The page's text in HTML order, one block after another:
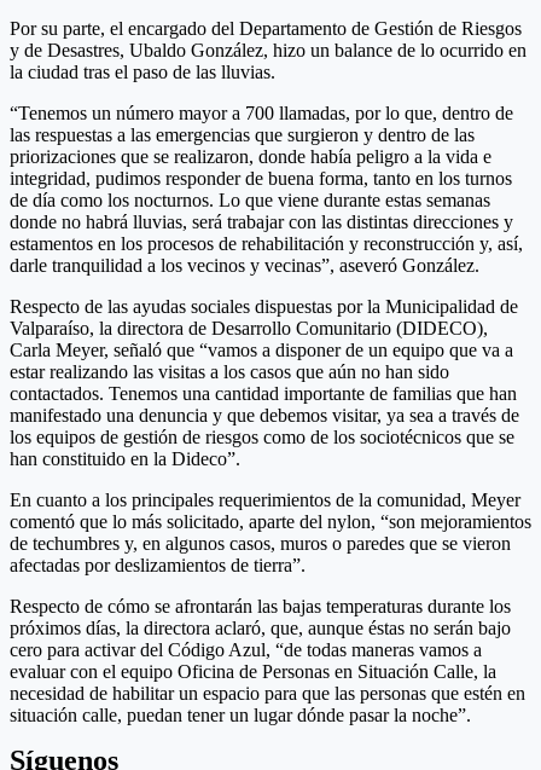
Por su parte, el encargado del Departamento de Gestión de Riesgos
y de Desastres, Ubaldo González, hizo un balance de lo ocurrido en
la ciudad tras el paso de las lluvias.
“Tenemos un número mayor a 700 llamadas, por lo que, dentro de
las respuestas a las emergencias que surgieron y dentro de las
priorizaciones que se realizaron, donde había peligro a la vida e
integridad, pudimos responder de buena forma, tanto en los turnos
de día como los nocturnos. Lo que viene durante estas semanas
donde no habrá lluvias, será trabajar con las distintas direcciones y
estamentos en los procesos de rehabilitación y reconstrucción y, así,
darle tranquilidad a los vecinos y vecinas”, aseveró González.
Respecto de las ayudas sociales dispuestas por la Municipalidad de
Valparaíso, la directora de Desarrollo Comunitario (DIDECO),
Carla Meyer, señaló que “vamos a disponer de un equipo que va a
estar realizando las visitas a los casos que aún no han sido
contactados. Tenemos una cantidad importante de familias que han
manifestado una denuncia y que debemos visitar, ya sea a través de
los equipos de gestión de riesgos como de los sociotécnicos que se
han constituido en la Dideco”.
En cuanto a los principales requerimientos de la comunidad, Meyer
comentó que lo más solicitado, aparte del nylon, “son mejoramientos
de techumbres y, en algunos casos, muros o paredes que se vieron
afectadas por deslizamientos de tierra”.
Respecto de cómo se afrontarán las bajas temperaturas durante los
próximos días, la directora aclaró, que, aunque éstas no serán bajo
cero para activar del Código Azul, “de todas maneras vamos a
evaluar con el equipo Oficina de Personas en Situación Calle, la
necesidad de habilitar un espacio para que las personas que estén en
situación calle, puedan tener un lugar dónde pasar la noche”.
Síguenos